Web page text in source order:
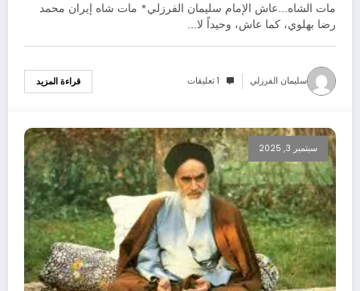
مات الشاه…عاش الإمام سليمان الفرزلي* مات شاه إيران محمد
رضا بهلوي، كما عاش، وحيداً لا…
سليمان الفرزلي 1 تعليقات قراءة المزيد
سبتمبر 3, 2025